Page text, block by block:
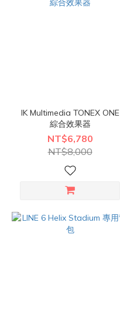
IK Multimedia TONEX ONE
綜合效果器
NT$6,780
NT$8,000